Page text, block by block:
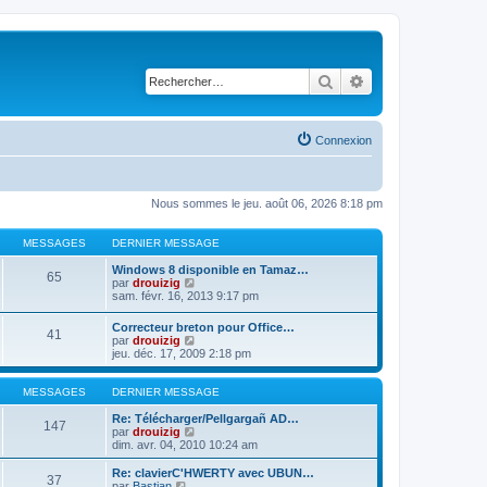
Rechercher
Connexion
Nous sommes le jeu. août 06, 2026 8:18 pm
MESSAGES DERNIER MESSAGE
65
Windows 8 disponible en Tamaz…
par drouizig
o
u
l
t
e
r
l
d
e
r
n
i
sam. févr. 16, 2013 9:17 pm
41
Correcteur breton pour Office…
par drouizig
o
n
s
u
l
t
r
l
e
jeu. déc. 17, 2009 2:18 pm
MESSAGES DERNIER MESSAGE
147
Re: Télécharger/Pellgargañ AD…
par drouizig
o
n
s
dim. avr. 04, 2010 10:24 am
37
Re: clavierC'HWERTY avec UBUN…